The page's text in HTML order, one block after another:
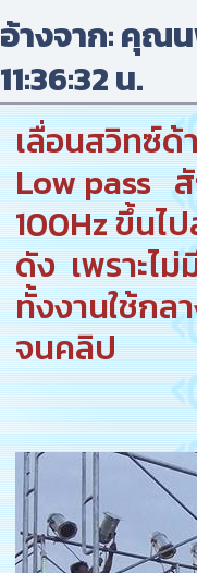
อ้างจาก: คุณ
11:36:32 น.
เลื่อนสวิทซ์
Low pass
100Hz ขึ้นไ
ดัง เพราะไ
ทั้งงานใช้กล
จนคลิป